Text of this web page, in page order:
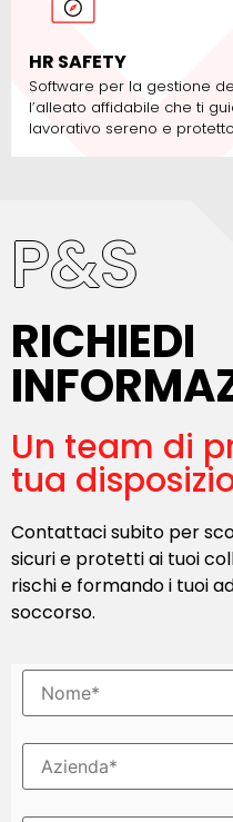
HR SAFETY​
Software per la gestione
l’alleato affidabile che ti
lavorativo sereno e
P&S
RICHIEDI
Un team di
tua
Contattaci subito per
sicuri e protetti ai tuoi
rischi e formando i tuoi
soccorso.